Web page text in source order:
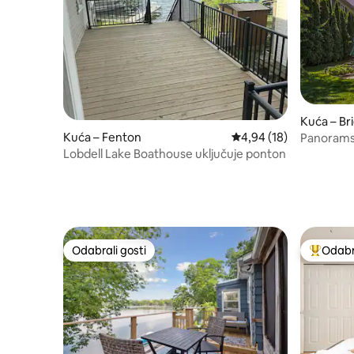
Kuća – Fenton Prosječna ocjena:
4,94 (18)
Lobdell Lake Boathouse uključuje ponton
Kuća –
Odabrali gosti
Odabrali gosti Među